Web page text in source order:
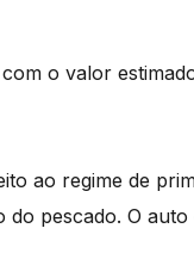
o valor
ao regime de
do pescado. O